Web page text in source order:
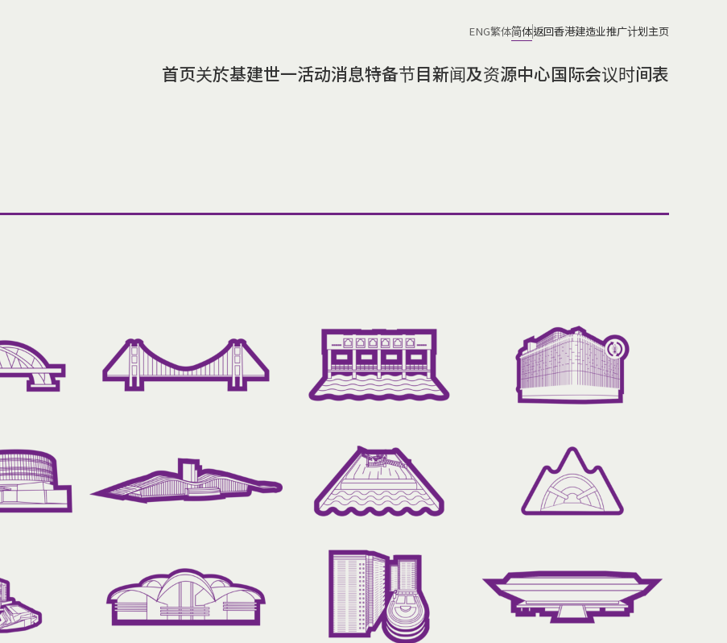
ENG繁体简体返回香港建造业推广计划主页
首页关於基建世一活动消息特备节目新闻及资源中心国际会议时间表